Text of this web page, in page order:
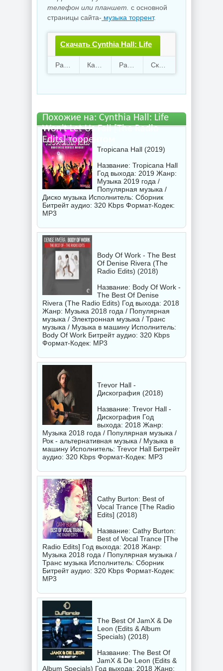
телефон или планшет. с основной
страницы сайта- музыка торрент.
Скачать Cynthia Hall: Life
Won't Let Us Fall [The
бесплатно
56 11 126.76 Mb
Похожие на: Cynthia Hall: Life
Won't Let Us Fall [The Radio
Edits] торрентом
Tropicana Hall (2019)
Название: Tropicana Hall
Год выхода: 2019 Жанр:
Музыка 2019 года /
Популярная музыка /
Диско музыка Исполнитель: Сборник
Битрейт аудио: 320 Kbps Формат-Кодек:
MP3
Body Of Work - The Best
Of Denise Rivera (The
Radio Edits) (2018)
Название: Body Of Work -
The Best Of Denise
Rivera (The Radio Edits) Год выхода: 2018
Жанр: Музыка 2018 года / Популярная
музыка / Электронная музыка / Транс
музыка / Музыка в машину Исполнитель:
Body Of Work Битрейт аудио: 320 Kbps
Формат-Кодек: MP3
Trevor Hall -
Дискография (2018)
Название: Trevor Hall -
Дискография Год
выхода: 2018 Жанр:
Музыка 2018 года / Популярная музыка /
Рок - альтернативная музыка / Музыка в
машину Исполнитель: Trevor Hall Битрейт
аудио: 320 Kbps Формат-Кодек: MP3
Cathy Burton: Best of
Vocal Trance [The Radio
Edits] (2018)
Название: Cathy Burton:
Best of Vocal Trance [The
Radio Edits] Год выхода: 2018 Жанр:
Музыка 2018 года / Популярная музыка /
Транс музыка Исполнитель: Сборник
Битрейт аудио: 320 Kbps Формат-Кодек:
MP3
The Best Of JamX & De
Leon (Edits & Album
Specials) (2018)
Название: The Best Of
JamX & De Leon (Edits &
Album Specials) Год выхода: 2018 Жанр: